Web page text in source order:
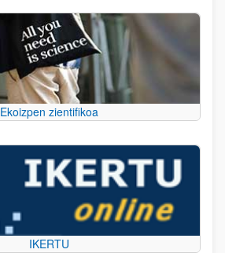
Ekoizpen zientifikoa
IKERTU